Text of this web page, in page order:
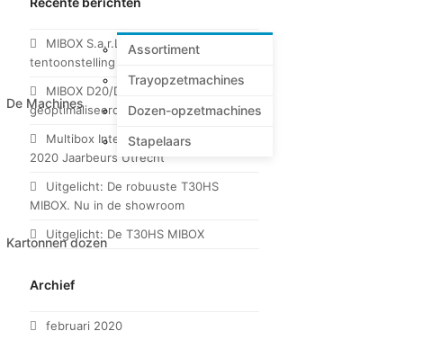
De Machines
Assortiment
Trayopzetmachines
Dozen-opzetmachines
Stapelaars
Kartonnen dozen
MIBOX S.a.r.L. op CFIA 2020
tentoonstelling in Rennes
MIBOX D20/D20H voor trays met
geoptimaliseerde display-opening
Multibox International op Empack
2020 Jaarbeurs Utrecht
Uitgelicht: De robuuste T30HS
MIBOX. Nu in de showroom
Uitgelicht: De T30HS MIBOX
Archief
februari 2020